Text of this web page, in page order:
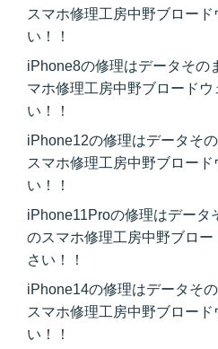
スマホ修理工房中野ブロー
い！！
iPhone8の修理はデータその
マホ修理工房中野ブロード
い！！
iPhone12の修理はデータそ
スマホ修理工房中野ブロー
い！！
iPhone11Proの修理はデータ
のスマホ修理工房中野ブロ
さい！！
iPhone14の修理はデータそ
スマホ修理工房中野ブロー
い！！